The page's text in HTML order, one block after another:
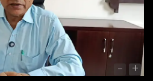
- +